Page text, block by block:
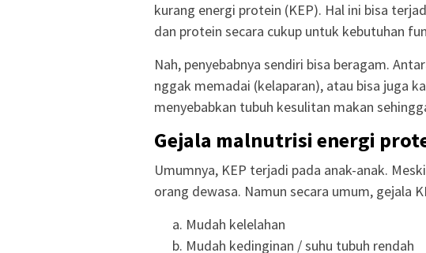
kurang energi protein (KEP). Hal ini bisa
dan protein secara cukup untuk kebutuhan
Nah, penyebabnya sendiri bisa beragam.
nggak memadai (kelaparan), atau bisa juga
menyebabkan tubuh kesulitan makan
Gejala malnutrisi energi
Umumnya, KEP terjadi pada anak-anak.
orang dewasa. Namun secara umum, gejala
Mudah kelelahan
Mudah kedinginan / suhu tubuh rendah